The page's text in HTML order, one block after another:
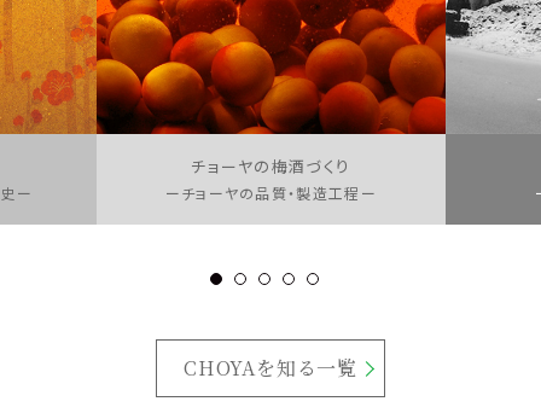
ー
チョーヤの梅酒づくり
ーチョーヤの品質・製造工程ー
CHOYAを知る一覧